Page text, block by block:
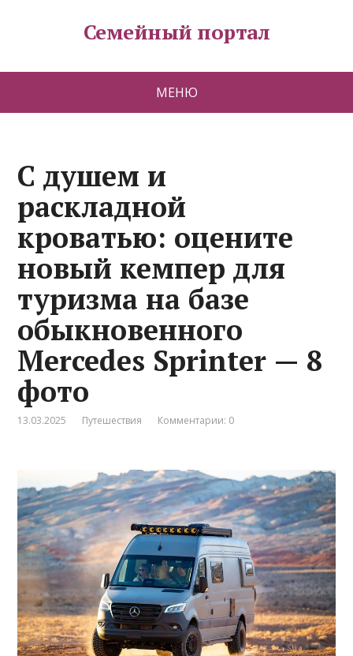
Семейный портал
МЕНЮ
С душем и
раскладной
кроватью: оцените
новый кемпер для
туризма на базе
обыкновенного
Mercedes Sprinter — 8
фото
13.03.2025 Путешествия Комментарии: 0